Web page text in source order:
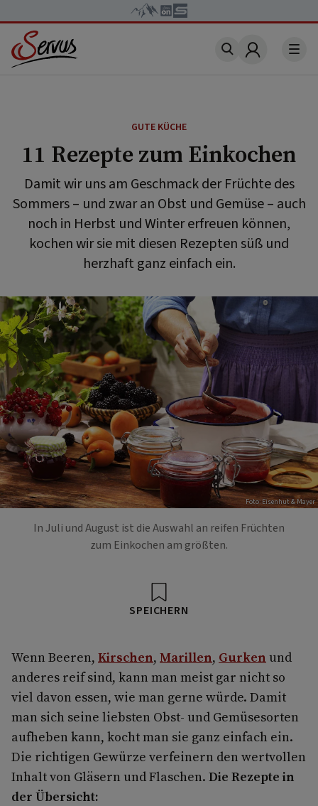
Account
GUTE KÜCHE
11 Rezepte zum Einkochen
Damit wir uns am Geschmack der Früchte des
Sommers – und zwar an Obst und Gemüse – auch
noch in Herbst und Winter erfreuen können,
kochen wir sie mit diesen Rezepten süß und
herzhaft ganz einfach ein.
Foto: Eisenhut & Mayer
In Juli und August ist die Auswahl an reifen Früchten
zum Einkochen am größten.
SPEICHERN
Wenn Beeren, Kirschen, Marillen, Gurken und
anderes reif sind, kann man meist gar nicht so
viel davon essen, wie man gerne würde. Damit
man sich seine liebsten Obst- und Gemüsesorten
aufheben kann, kocht man sie ganz einfach ein.
Die richtigen Gewürze verfeinern den wertvollen
Inhalt von Gläsern und Flaschen. Die Rezepte in
der Übersicht: